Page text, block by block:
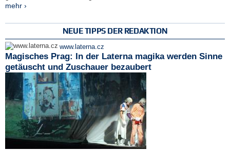
mehr ›
NEUE TIPPS DER REDAKTION
www.laterna.cz
Magisches Prag: In der Laterna magika werden Sinne
getäuscht und Zuschauer bezaubert